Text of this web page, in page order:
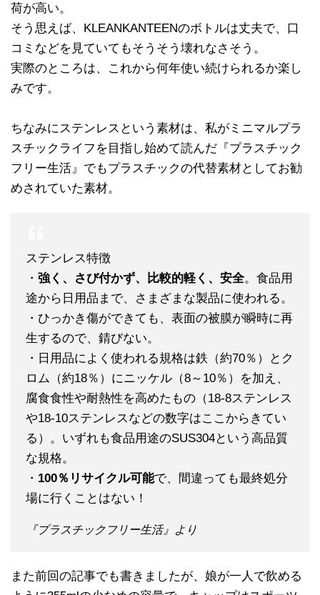
荷が高い。
そう思えば、KLEANKANTEENのボトルは丈夫で、口
コミなどを見ていてもそうそう壊れなさそう。
実際のところは、これから何年使い続けられるか楽し
みです。
ちなみにステンレスという素材は、私がミニマルプラ
スチックライフを目指し始めて読んだ『プラスチック
フリー生活』でもプラスチックの代替素材としてお勧
めされていた素材。
ステンレス特徴
・ 強く、さび付かず、比較的軽く、安全。食品用
途から日用品まで、さまざまな製品に使われる。
・ひっかき傷ができても、表面の被膜が瞬時に再
生するので、錆びない。
・日用品によく使われる規格は鉄（約70％）とク
ロム（約18％）にニッケル（8～10％）を加え、
腐食食性や耐熱性を高めたもの（18-8ステンレス
や18-10ステンレスなどの数字はここからきてい
る）。いずれも食品用途のSUS304という高品質
な規格。
・ 100％リサイクル可能で、間違っても最終処分
場に行くことはない！
『プラスチックフリー生活』より
また前回の記事でも書きましたが、娘が一人で飲める